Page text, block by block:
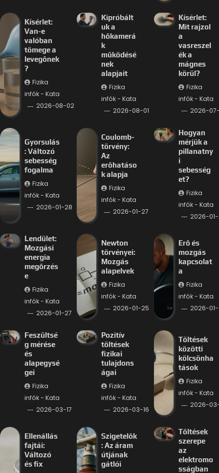
Kísérlet:
Van-e
valóban
tömege a
levegőnek
?
Fizika
infók - Kata
2026-08-02
Kipróbált
uk a
hőkamerá
k
működésé
nek
alapjait
Fizika
infók - Kata
2026-08-01
Kísérlet:
Mit rajzol
a
vasreszel
ék a
mágnes
körül?
Fizika
infók - Kata
2026-
Gyorsulás
: Változó
sebesség
fogalma
Fizika
infók - Kata
2026-01-28
Coulomb-
törvény:
Az
erőhatáso
k alapja
Fizika
infók - Kata
2026-01-27
Hogyan
mérjük a
pillanatny
i
sebesség
et?
Fizika
infók - Kata
2026-
Lendület:
Mozgási
energia
megőrzés
e
Fizika
infók - Kata
2026-01-27
Newton
törvényei:
Mozgás
alapelvek
Fizika
infók - Kata
2026-01-25
Erő és
mozgás
kapcsolat
a
Fizika
infók - Kata
2026-
Feszültsé
g mérése
és
alapegysé
gei
Fizika
infók - Kata
2026-03-17
Pozitív
töltések
fizikai
tulajdons
ágai
Fizika
infók - Kata
2026-03-16
Töltések
közötti
kölcsönha
tások
Fizika
infók - Kata
2026-
Ellenállás
fajtái:
Változó
és fix
Szigetelők
: Az áram
útjának
gátlói
Töltések
szerepe
az
elektromo
sságban